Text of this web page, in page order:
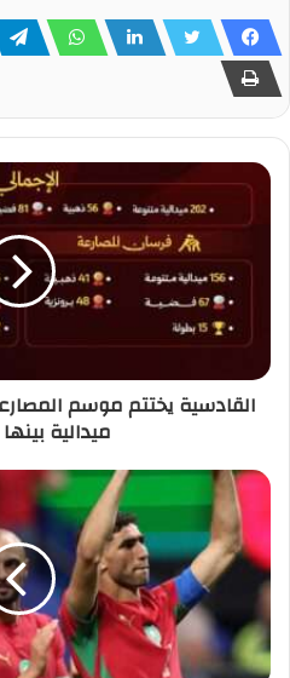
ميدالية بينها 56 ذهبيًا